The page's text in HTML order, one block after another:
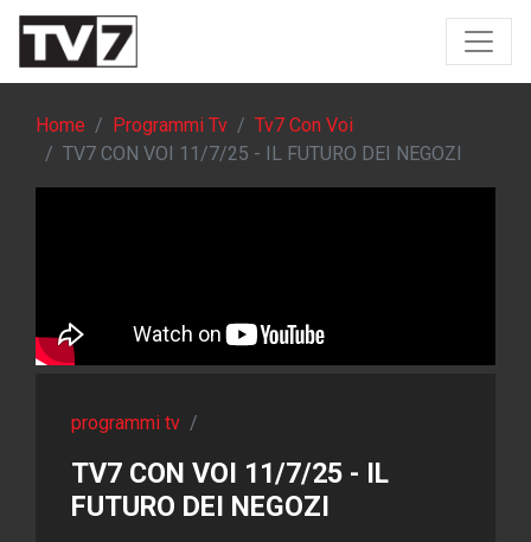
Home Programmi Tv
Tv7 Con Voi
TV7 CON VOI 11/7/25 - IL FUTURO DEI NEGOZI
programmi tv /
TV7 CON VOI 11/7/25 - IL
FUTURO DEI NEGOZI